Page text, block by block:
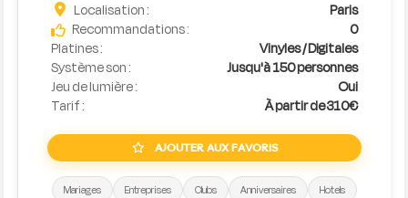
de prix
Localisation :
Paris
Recommandations :
0
Platines :
Vinyles / Digitales
Système son :
Jusqu'à 150 personnes
Jeu de lumière :
Oui
Tarif :
À partir de 310€
AJOUTER AUX FAVORIS
Mariages Entreprises Clubs Anniversaires
Hotels